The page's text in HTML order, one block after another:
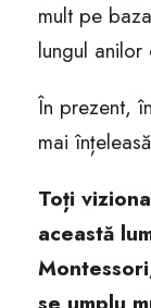
mult pe
lungul
În prezent,
mai
Toți
această